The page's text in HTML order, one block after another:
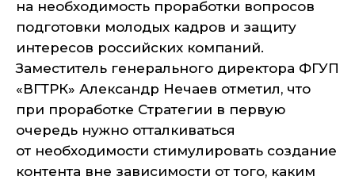
на необходимость проработки вопросов
подготовки молодых кадров и защиту
интересов российских компаний.
Заместитель генерального директора ФГУП
«ВГТРК» Александр Нечаев отметил, что
при проработке Стратегии в первую
очередь нужно отталкиваться
от необходимости стимулировать создание
контента вне зависимости от того, каким